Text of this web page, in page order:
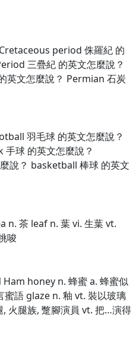
period 侏羅紀 的
三疊紀 的英文怎麼說？
英文怎麼說？ Permian 石炭
羽毛球 的英文怎麼說？
球 的英文怎麼說？
說？ basketball 棒球 的英文
n. 茶 leaf n. 葉 vi. 生葉 vt.
唆
honey n. 蜂蜜 a. 蜂蜜似
蜜語 glaze n. 釉 vt. 裝以玻璃
火腿族, 蹩腳演員 vt. 把…演得